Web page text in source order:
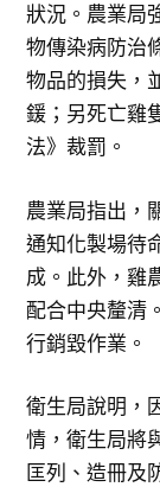
狀況。農業局
物傳染病防治
物品的損失，
鍰；另死亡雞
法》裁罰。
農業局指出，
通知化製場待
成。此外，雞
配合中央釐清
行銷毀作業。
衛生局說明，
情，衛生局將
匡列、造冊及